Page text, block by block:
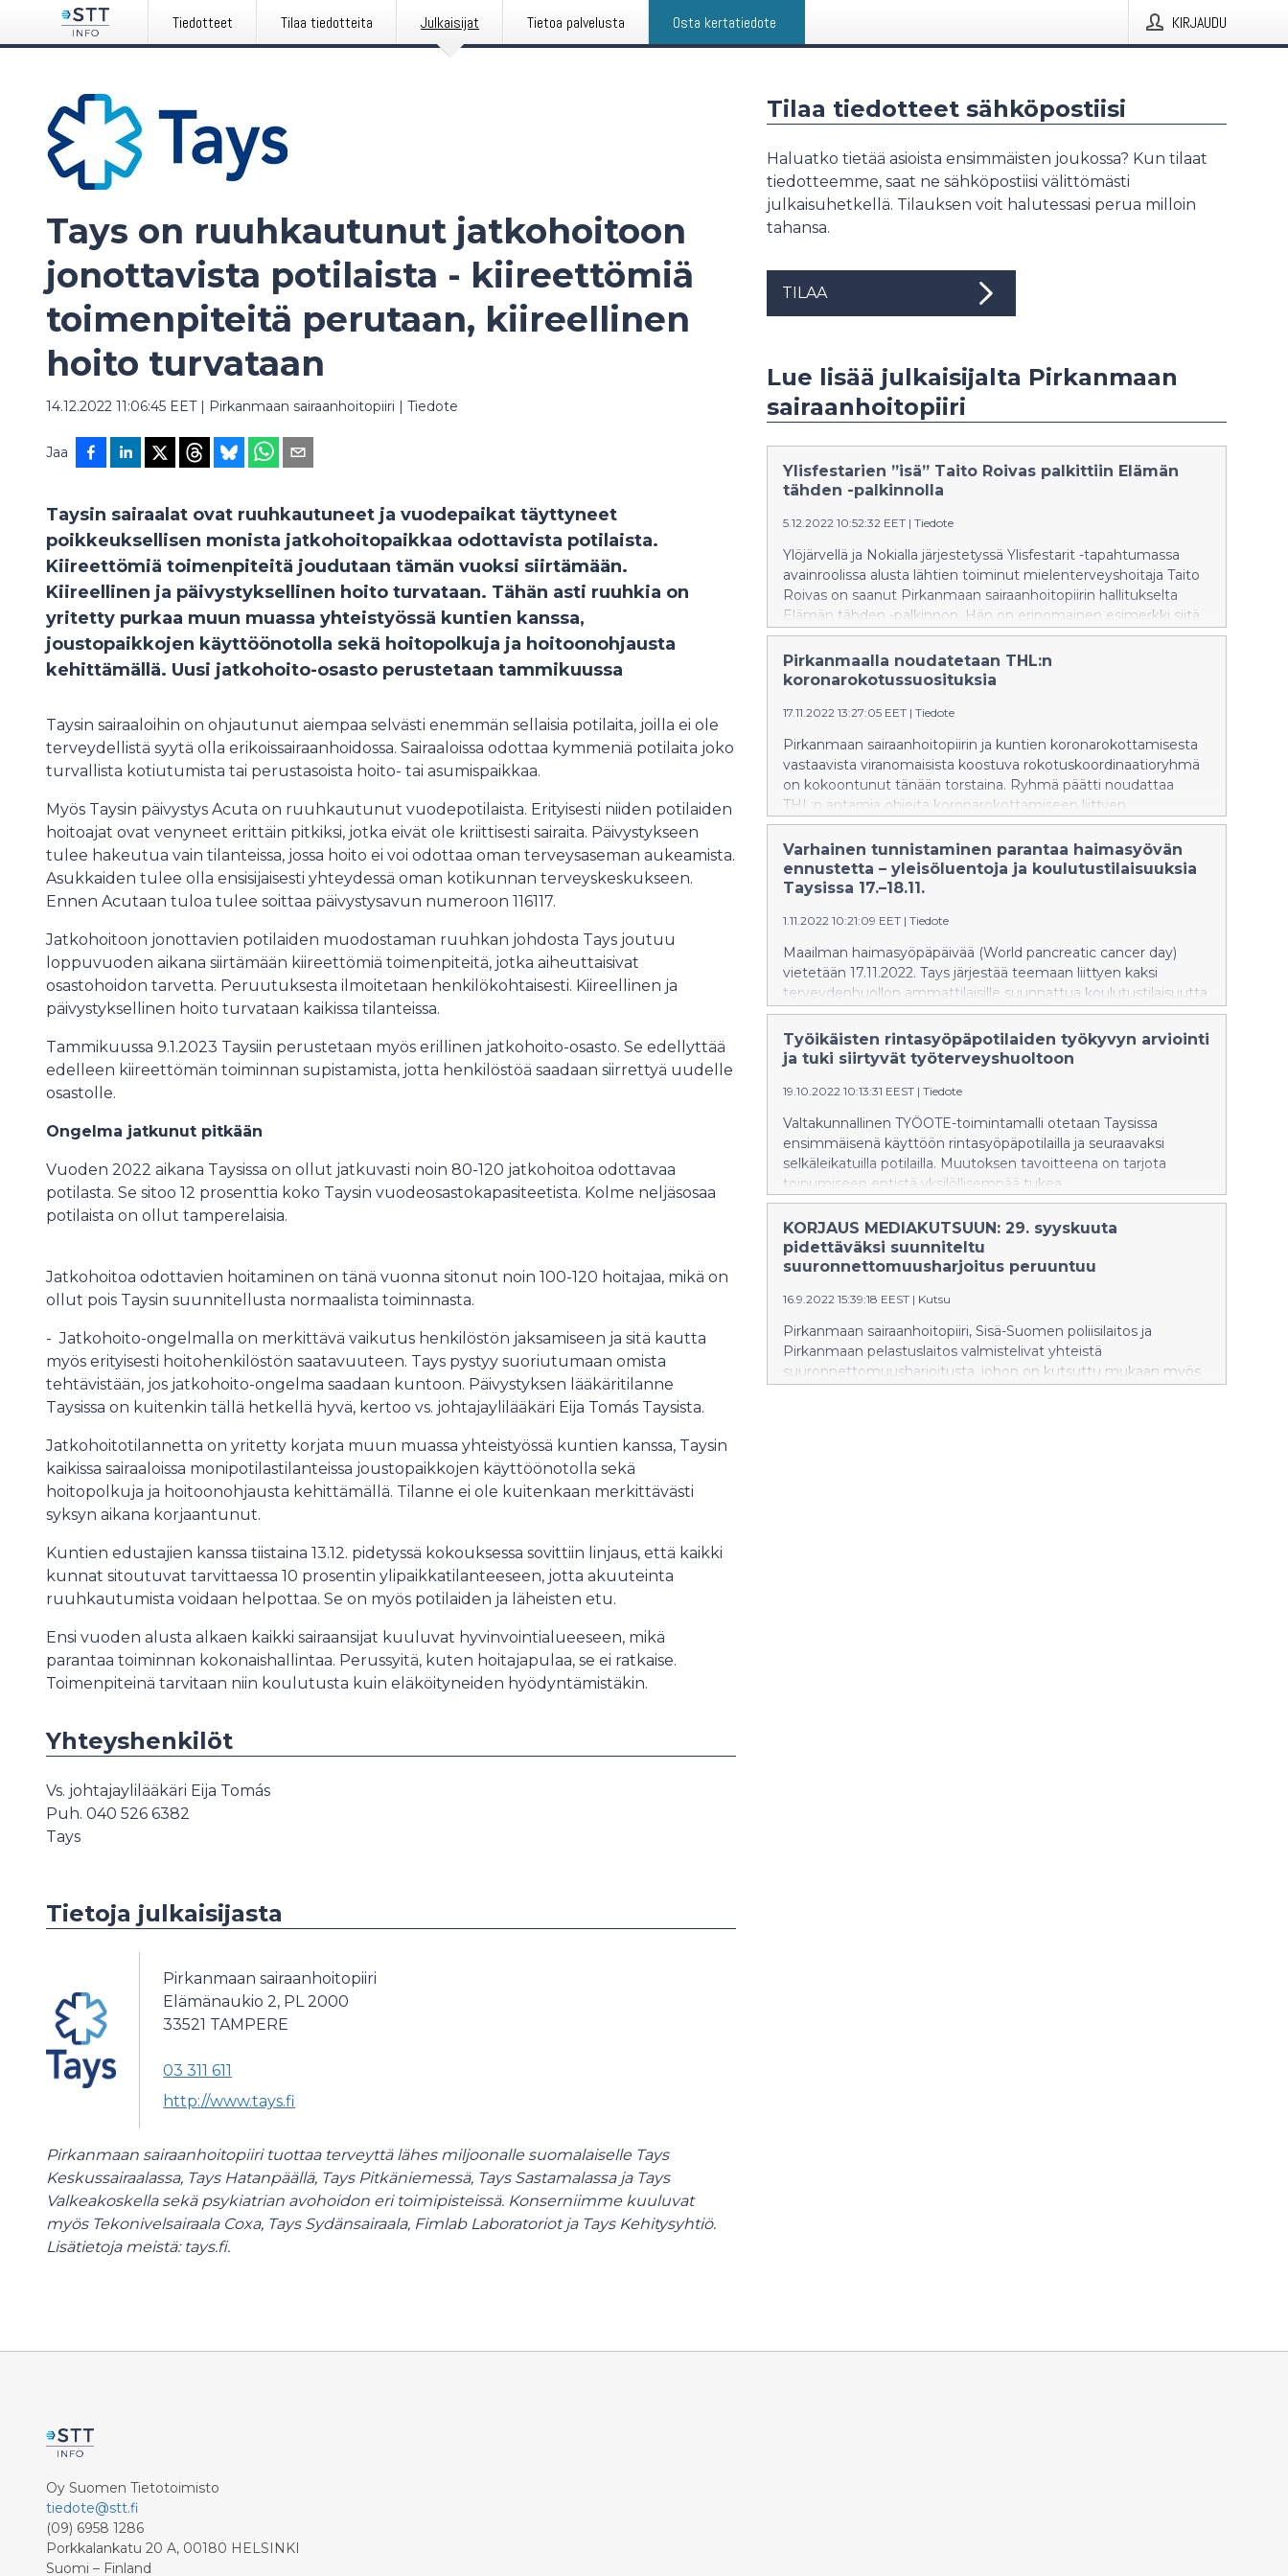
Tiedotteet Tilaa tiedotteita Julkaisijat Tietoa palvelusta Osta kertatiedote KIRJAUDU
Tays on ruuhkautunut jatkohoitoon
jonottavista potilaista - kiireettömiä
toimenpiteitä perutaan, kiireellinen
hoito turvataan
14.12.2022 11:06:45 EET| Pirkanmaan sairaanhoitopiiri | Tiedote
Jaa
Taysin sairaalat ovat ruuhkautuneet ja vuodepaikat täyttyneet
poikkeuksellisen monista jatkohoitopaikkaa odottavista potilaista.
Kiireettömiä toimenpiteitä joudutaan tämän vuoksi siirtämään.
Kiireellinen ja päivystyksellinen hoito turvataan. Tähän asti ruuhkia on
yritetty purkaa muun muassa yhteistyössä kuntien kanssa,
joustopaikkojen käyttöönotolla sekä hoitopolkuja ja hoitoonohjausta
kehittämällä. Uusi jatkohoito-osasto perustetaan tammikuussa
Taysin sairaaloihin on ohjautunut aiempaa selvästi enemmän sellaisia potilaita, joilla ei ole
terveydellistä syytä olla erikoissairaanhoidossa. Sairaaloissa odottaa kymmeniä potilaita joko
turvallista kotiutumista tai perustasoista hoito- tai asumispaikkaa.
Myös Taysin päivystys Acuta on ruuhkautunut vuodepotilaista. Erityisesti niiden potilaiden
hoitoajat ovat venyneet erittäin pitkiksi, jotka eivät ole kriittisesti sairaita. Päivystykseen
tulee hakeutua vain tilanteissa, jossa hoito ei voi odottaa oman terveysaseman aukeamista.
Asukkaiden tulee olla ensisijaisesti yhteydessä oman kotikunnan terveyskeskukseen.
Ennen Acutaan tuloa tulee soittaa päivystysavun numeroon 116117.
Jatkohoitoon jonottavien potilaiden muodostaman ruuhkan johdosta Tays joutuu
loppuvuoden aikana siirtämään kiireettömiä toimenpiteitä, jotka aiheuttaisivat
osastohoidon tarvetta. Peruutuksesta ilmoitetaan henkilökohtaisesti. Kiireellinen ja
päivystyksellinen hoito turvataan kaikissa tilanteissa.
Tammikuussa 9.1.2023 Taysiin perustetaan myös erillinen jatkohoito-osasto. Se edellyttää
edelleen kiireettömän toiminnan supistamista, jotta henkilöstöä saadaan siirrettyä uudelle
osastolle.
Ongelma jatkunut pitkään
Vuoden 2022 aikana Taysissa on ollut jatkuvasti noin 80-120 jatkohoitoa odottavaa
potilasta. Se sitoo 12 prosenttia koko Taysin vuodeosastokapasiteetista. Kolme neljäsosaa
potilaista on ollut tamperelaisia.
Jatkohoitoa odottavien hoitaminen on tänä vuonna sitonut noin 100-120 hoitajaa, mikä on
ollut pois Taysin suunnitellusta normaalista toiminnasta.
- Jatkohoito-ongelmalla on merkittävä vaikutus henkilöstön jaksamiseen ja sitä kautta
myös erityisesti hoitohenkilöstön saatavuuteen. Tays pystyy suoriutumaan omista
tehtävistään, jos jatkohoito-ongelma saadaan kuntoon. Päivystyksen lääkäritilanne
Taysissa on kuitenkin tällä hetkellä hyvä, kertoo vs. johtajaylilääkäri Eija Tomás Taysista.
Jatkohoitotilannetta on yritetty korjata muun muassa yhteistyössä kuntien kanssa, Taysin
kaikissa sairaaloissa monipotilastilanteissa joustopaikkojen käyttöönotolla sekä
hoitopolkuja ja hoitoonohjausta kehittämällä. Tilanne ei ole kuitenkaan merkittävästi
syksyn aikana korjaantunut.
Kuntien edustajien kanssa tiistaina 13.12. pidetyssä kokouksessa sovittiin linjaus, että kaikki
kunnat sitoutuvat tarvittaessa 10 prosentin ylipaikkatilanteeseen, jotta akuuteinta
ruuhkautumista voidaan helpottaa. Se on myös potilaiden ja läheisten etu.
Ensi vuoden alusta alkaen kaikki sairaansijat kuuluvat hyvinvointialueeseen, mikä
parantaa toiminnan kokonaishallintaa. Perussyitä, kuten hoitajapulaa, se ei ratkaise.
Toimenpiteinä tarvitaan niin koulutusta kuin eläköityneiden hyödyntämistäkin.
Yhteyshenkilöt
Vs. johtajaylilääkäri Eija Tomás
Puh. 040 526 6382
Tays
Tietoja julkaisijasta
Pirkanmaan sairaanhoitopiiri
Elämänaukio 2, PL 2000
33521 TAMPERE
03 311 611
http://www.tays.fi
Pirkanmaan sairaanhoitopiiri tuottaa terveyttä lähes miljoonalle suomalaiselle Tays
Keskussairaalassa, Tays Hatanpäällä, Tays Pitkäniemessä, Tays Sastamalassa ja Tays
Valkeakoskella sekä psykiatrian avohoidon eri toimipisteissä. Konserniimme kuuluvat
myös Tekonivelsairaala Coxa, Tays Sydänsairaala, Fimlab Laboratoriot ja Tays Kehitysyhtiö.
Lisätietoja meistä: tays.fi.
Tilaa tiedotteet sähköpostiisi
Haluatko tietää asioista ensimmäisten joukossa? Kun tilaat
tiedotteemme, saat ne sähköpostiisi välittömästi
julkaisuhetkellä. Tilauksen voit halutessasi perua milloin
tahansa.
TILAA
Lue lisää julkaisijalta Pirkanmaan
sairaanhoitopiiri
Ylisfestarien ”isä” Taito Roivas palkittiin Elämän
tähden -palkinnolla
5.12.2022 10:52:32 EET | Tiedote
Ylöjärvellä ja Nokialla järjestetyssä Ylisfestarit -tapahtumassa
avainroolissa alusta lähtien toiminut mielenterveyshoitaja Taito
Roivas on saanut Pirkanmaan sairaanhoitopiirin hallitukselta
Elämän tähden -palkinnon. Hän on erinomainen esimerkki siitä,
kuinka iso merkitys yksittäisellä työntekijällä voi olla ihmisten
yhdenvertaisuuden edistämisessä ja asenteisiin
vaikuttamisessa.
Pirkanmaalla noudatetaan THL:n
koronarokotussuosituksia
17.11.2022 13:27:05 EET | Tiedote
Pirkanmaan sairaanhoitopiirin ja kuntien koronarokottamisesta
vastaavista viranomaisista koostuva rokotuskoordinaatioryhmä
on kokoontunut tänään torstaina. Ryhmä päätti noudattaa
THL:n antamia ohjeita koronarokottamiseen liittyen.
Varhainen tunnistaminen parantaa haimasyövän
ennustetta – yleisöluentoja ja koulutustilaisuuksia
Taysissa 17.–18.11.
1.11.2022 10:21:09 EET | Tiedote
Maailman haimasyöpäpäivää (World pancreatic cancer day)
vietetään 17.11.2022. Tays järjestää teemaan liittyen kaksi
terveydenhuollon ammattilaisille suunnattua koulutustilaisuutta
17.–18.11. sekä yleisöluentotilaisuuden perjantaina 18.11.
Tilaisuuksien tarkoituksena on lisätä sekä ammattilaisten että
yleisön tietoisuutta haimasyövän oireista ja hoitomuodoista.
Työikäisten rintasyöpäpotilaiden työkyvyn arviointi
ja tuki siirtyvät työterveyshuoltoon
19.10.2022 10:13:31 EEST | Tiedote
Valtakunnallinen TYÖOTE-toimintamalli otetaan Taysissa
ensimmäisenä käyttöön rintasyöpäpotilailla ja seuraavaksi
selkäleikatuilla potilailla. Muutoksen tavoitteena on tarjota
toipumiseen entistä yksilöllisempää tukea.
KORJAUS MEDIAKUTSUUN: 29. syyskuuta
pidettäväksi suunniteltu
suuronnettomuusharjoitus peruuntuu
16.9.2022 15:39:18 EEST | Kutsu
Pirkanmaan sairaanhoitopiiri, Sisä-Suomen poliisilaitos ja
Pirkanmaan pelastuslaitos valmistelivat yhteistä
suuronnettomuusharjoitusta, johon on kutsuttu mukaan myös
Oy Suomen Tietotoimisto
tiedote@stt.fi
(09) 6958 1286
Porkkalankatu 20 A, 00180 HELSINKI
Suomi – Finland